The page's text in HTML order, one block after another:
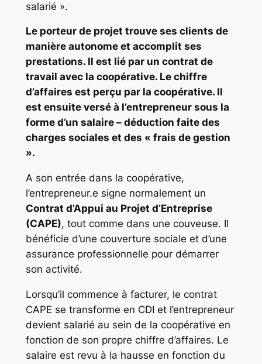
salarié ».
Le porteur de projet trouve ses clients de
manière autonome et accomplit ses
prestations. Il est lié par un contrat de
travail avec la coopérative. Le chiffre
d’affaires est perçu par la coopérative. Il
est ensuite versé à l’entrepreneur sous la
forme d’un salaire – déduction faite des
charges sociales et des « frais de gestion
».
A son entrée dans la coopérative,
l’entrepreneur.e signe normalement un
Contrat d’Appui au Projet d’Entreprise
(CAPE), tout comme dans une couveuse. Il
bénéficie d’une couverture sociale et d’une
assurance professionnelle pour démarrer
son activité.
Lorsqu’il commence à facturer, le contrat
CAPE se transforme en CDI et l’entrepreneur
devient salarié au sein de la coopérative en
fonction de son propre chiffre d’affaires. Le
salaire est revu à la hausse en fonction du